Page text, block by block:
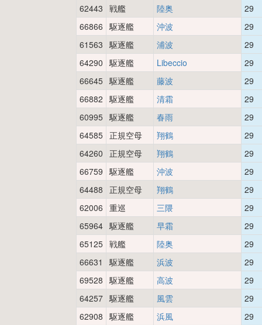
62443 戦艦 陸奥
29
66866 駆逐艦 沖波
29
61563 駆逐艦 浦波
29
64290 駆逐艦 Libeccio
29
66645 駆逐艦 藤波
29
66882 駆逐艦 清霜
29
60995 駆逐艦 春雨
29
64585 正規空母 翔鶴
29
64260
正規空母 翔鶴
29
66759 駆逐艦 沖波
29
64488
正規空母 翔鶴
29
62006 重巡 三隈
29
65964 駆逐艦 早霜
29
65125 戦艦 陸奥
29
66631
駆逐艦 浜波
29
69528 駆逐艦 高波
29
64257 駆逐艦 風雲
29
62908 駆逐艦 浜風
29